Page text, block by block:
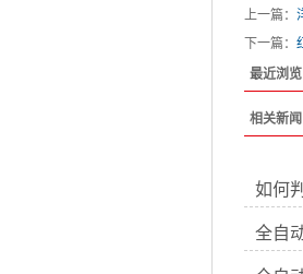
上一篇：
下一篇：
最近浏览
相关新闻
如何
全自